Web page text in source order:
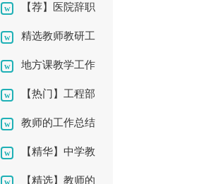
职报告四篇【荐】医院辞职
报告精选教师教研工
作总结4篇
地方课教学工作
总结 【热门】工程部
年终工作总结4篇
教师的工作总结
集锦10篇【精华】中学教
师工作总结9篇
【精选】教师的